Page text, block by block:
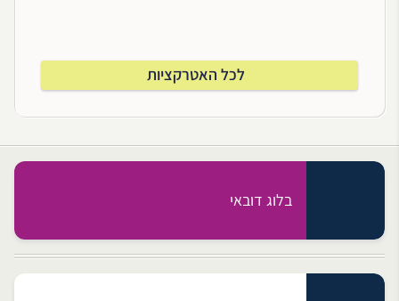
לכל האטרקציות
בלוג דובאי